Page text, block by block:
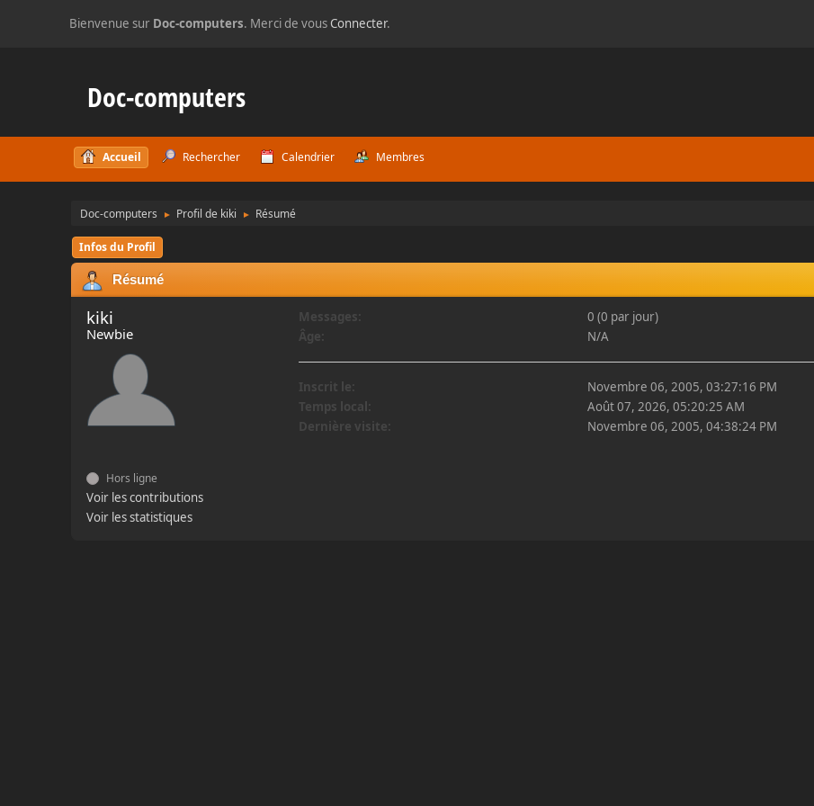
Bienvenue sur Doc-computers. Merci de vousConnecter.
Doc-computers
Accueil Rechercher Calendrier Membres
Doc-computers ► Profil de kiki ► Résumé
Infos du Profil
Résumé
kiki
Newbie
Hors ligne
Voir les contributions
Voir les statistiques
Messages:
0 (0 par jour)
Âge:
N/A
Inscrit le:
Novembre 06, 2005, 03:27:16 PM
Temps local:
Août 07, 2026, 05:20:25 AM
Dernière visite:
Novembre 06, 2005, 04:38:24 PM